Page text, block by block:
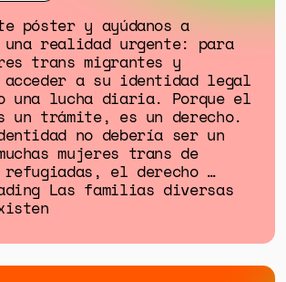
HUMANOS
póster y ayúdanos a
realidad urgente: para
trans migrantes y
a su identidad legal
una lucha diaria. Porque el
un trámite, es un derecho.
no debería ser un
mujeres trans de
refugiadas, el derecho …
Las familias diversas